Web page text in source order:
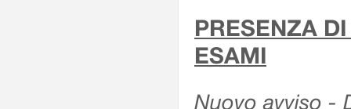
PRESENZA
ESAMI
Nuovo avviso -